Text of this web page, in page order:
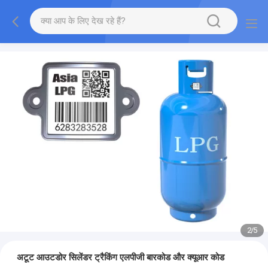
2/5
अटूट आउटडोर सिलेंडर ट्रैकिंग एलपीजी बारकोड और क्यूआर कोड